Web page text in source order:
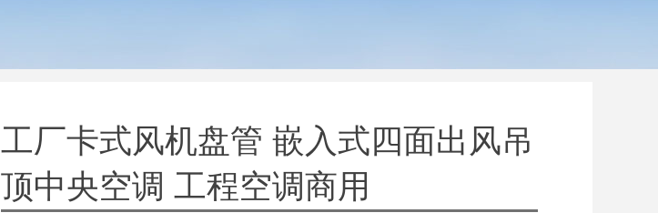
工厂卡式风机盘管 嵌入式四面出风吊
顶中央空调 工程空调商用